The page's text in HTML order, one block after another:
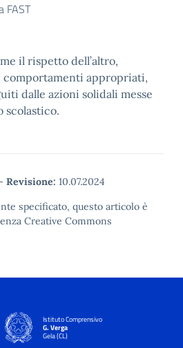
FAST
il rispetto dell’altro,
appropriati,
dalle azioni solidali messe
scolastico.
- Revisione: 10.07.2024
specificato, questo articolo è
Creative Commons
Istituto Comprensivo
G. Verga
Gela (CL)